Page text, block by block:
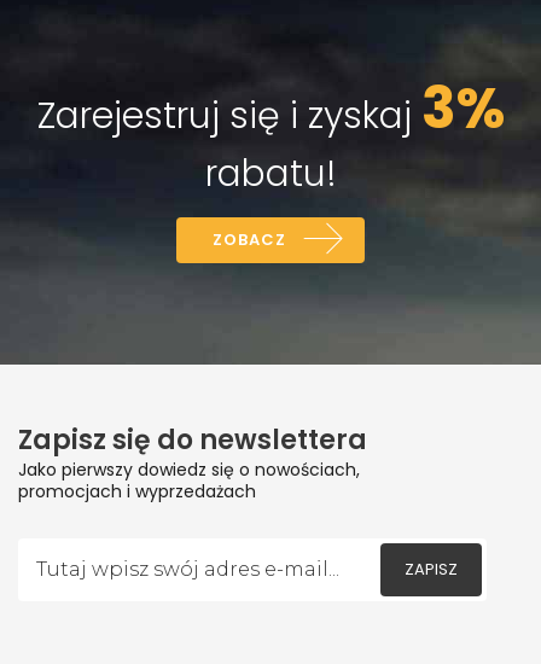
Zarejestruj się i zyskaj 3%
rabatu!
ZOBACZ
Zapisz się do newslettera
Jako pierwszy dowiedz się o nowościach,
promocjach i wyprzedażach
ZAPISZ